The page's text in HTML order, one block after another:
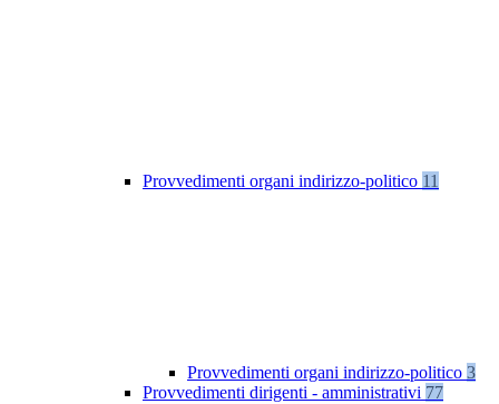
Provvedimenti organi indirizzo-politico 11
Provvedimenti organi indirizzo-politico 3
Provvedimenti dirigenti - amministrativi 77